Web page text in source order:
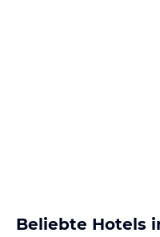
Beliebte Hotels